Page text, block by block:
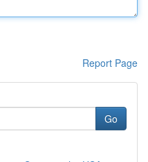
Report Page
Go